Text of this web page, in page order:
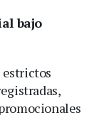
bajo